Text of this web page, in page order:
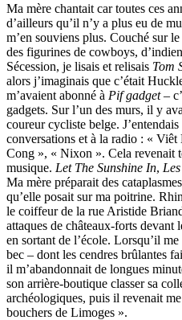
Ma mère chantait car toutes ces
d’ailleurs qu’il n’y a plus eu de
m’en souviens plus. Couché sur
des figurines de cowboys,
Sécession, je lisais et relisais Tom
alors j’imaginais que c’était
m’avaient abonné à Pif gadget–
gadgets. Sur l’un des murs, il y
coureur cycliste belge.
conversations et à la radio : «
Cong », « Nixon ». Cela revenait
musique. Let The Sunshine In,
Ma mère préparait des
qu’elle posait sur ma poitrine.
le coiffeur de la rue Aristide
attaques de châteaux-forts devant
en sortant de l’école. Lorsqu’il
bec – dont les cendres brûlantes
il m’abandonnait de longues
son arrière-boutique classer sa
archéologiques, puis il revenait
bouchers de Limoges ».